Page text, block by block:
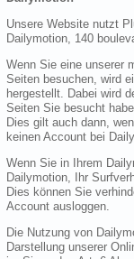
Unsere Website nutzt
Dailymotion, 140
Wenn Sie eine unserer
Seiten besuchen, wird
hergestellt. Dabei wird
Seiten Sie besucht
Dies gilt auch dann,
keinen Account bei
Wenn Sie in Ihrem
Dailymotion, Ihr
Dies können Sie
Account ausloggen.
Die Nutzung von
Darstellung unserer